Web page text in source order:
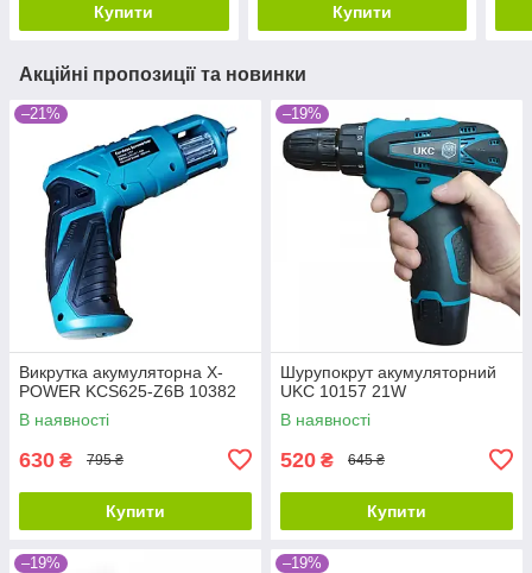
Купити Купити
Акційні пропозиції та новинки
–21%
Викрутка акумуляторна X-
POWER KCS625-Z6B 10382
В наявності
630 ₴ 795 ₴
Купити
–19%
Шурупокрут акумуляторний
UKC 10157 21W
В наявності
520 ₴ 645 ₴
Купити
–19% –19%